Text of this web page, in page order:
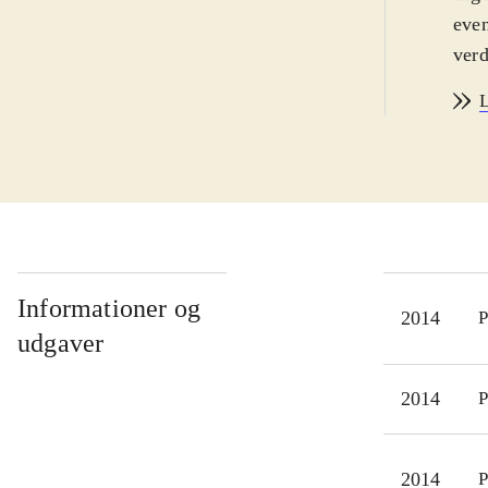
at
Informationer og
udgaver
2014
2014
2014